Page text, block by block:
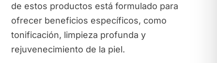
de estos productos está formulado para
ofrecer beneficios específicos, como
tonificación, limpieza profunda y
rejuvenecimiento de la piel.